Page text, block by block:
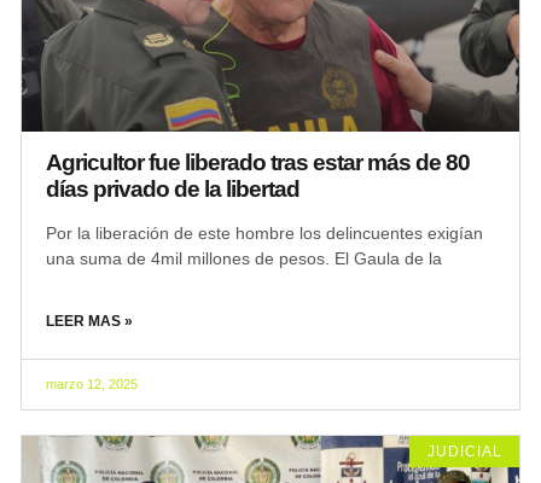
Agricultor fue liberado tras estar más de 80
días privado de la libertad
Por la liberación de este hombre los delincuentes exigían
una suma de 4mil millones de pesos. El Gaula de la
LEER MAS »
marzo 12, 2025
JUDICIAL